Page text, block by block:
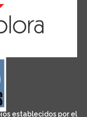
establecidos por el